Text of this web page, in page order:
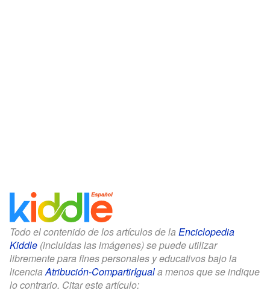
Todo el contenido de los artículos de la Enciclopedia
Kiddle (incluidas las imágenes) se puede utilizar
libremente para fines personales y educativos bajo la
licenciaAtribución-CompartirIguala menos que se indique
lo contrario. Citar este artículo: